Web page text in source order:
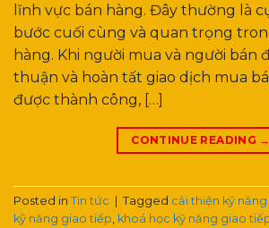
lĩnh vực bán hàng. Đây thường là
bước cuối cùng và quan trọng
hàng. Khi người mua và người bán
thuận và hoàn tất giao dịch mua
được thành công, […]
CONTINUE READING →
Posted in Tin tức Tagged cải thiện kỹ
kỹ năng giao tiếp khoá học kỹ năng giao